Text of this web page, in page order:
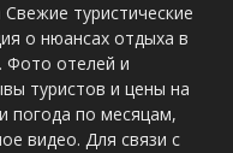
туристические
о нюансах отдыха в
Фото отелей и
туристов и цены на
погода по месяцам,
видео. Для связи с